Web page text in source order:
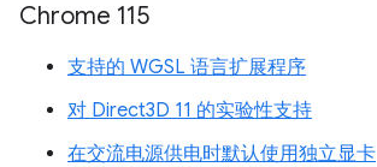
Chrome 115
支持的 WGSL 语言扩展程序
对 Direct3D 11 的实验性支持
在交流电源供电时默认使用独立显卡